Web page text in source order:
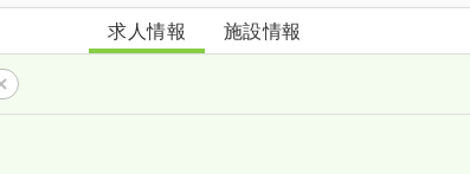
北樹会病院
求人情報 施設情報